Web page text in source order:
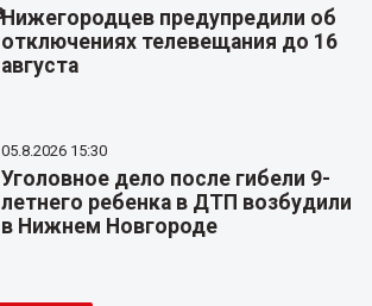
Нижегородцев предупредили об
отключениях телевещания до 16
августа
05.8.2026 15:30
Уголовное дело после гибели 9-
летнего ребенка в ДТП возбудили
в Нижнем Новгороде